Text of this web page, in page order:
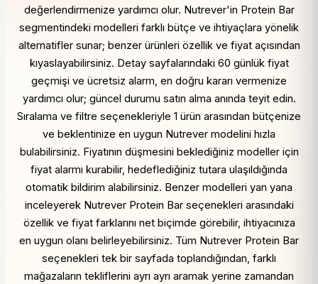
değerlendirmenize yardımcı olur. Nutrever'in Protein Bar
segmentindeki modelleri farklı bütçe ve ihtiyaçlara yönelik
alternatifler sunar; benzer ürünleri özellik ve fiyat açısından
kıyaslayabilirsiniz. Detay sayfalarındaki 60 günlük fiyat
geçmişi ve ücretsiz alarm, en doğru kararı vermenize
yardımcı olur; güncel durumu satın alma anında teyit edin.
Sıralama ve filtre seçenekleriyle 1 ürün arasından bütçenize
ve beklentinize en uygun Nutrever modelini hızla
bulabilirsiniz. Fiyatının düşmesini beklediğiniz modeller için
fiyat alarmı kurabilir, hedeflediğiniz tutara ulaşıldığında
otomatik bildirim alabilirsiniz. Benzer modelleri yan yana
inceleyerek Nutrever Protein Bar seçenekleri arasındaki
özellik ve fiyat farklarını net biçimde görebilir, ihtiyacınıza
en uygun olanı belirleyebilirsiniz. Tüm Nutrever Protein Bar
seçenekleri tek bir sayfada toplandığından, farklı
mağazaların tekliflerini ayrı ayrı aramak yerine zamandan